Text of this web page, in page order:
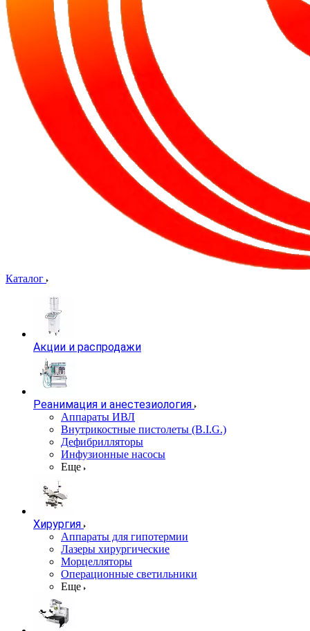
Каталог
Акции и распродажи
Реанимация и анестезиология
Аппараты ИВЛ
Внутрикостные пистолеты (B.I.G.)
Дефибрилляторы
Инфузионные насосы
Еще
Хирургия
Аппараты для гипотермии
Лазеры хирургические
Морцелляторы
Операционные светильники
Еще